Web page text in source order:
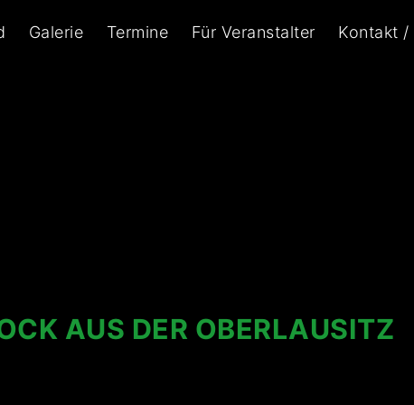
Galerie Termine Für Veranstalter Kontakt /
AUS DER OBERLAUSITZ